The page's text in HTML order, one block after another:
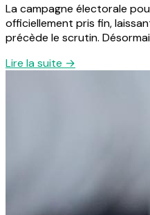
La campagne électorale
officiellement pris fin,
précède le scrutin.
Lire la suite →